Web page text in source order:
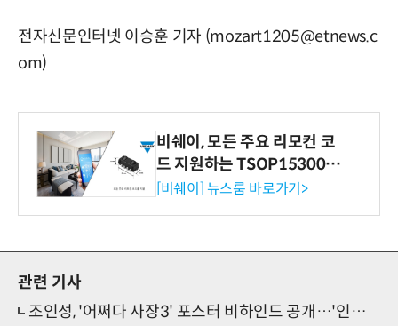
전자신문인터넷 이승훈 기자 (mozart1205@etnews.c
om)
비쉐이, 모든 주요 리모컨 코
드 지원하는 TSOP15300 시
리즈 IR 수신기 출시
[비쉐이] 뉴스룸 바로가기>
관련 기사
조인성, '어쩌다 사장3' 포스터 비하인드 공개…'인성·인상 늘 좋은 조 사장'